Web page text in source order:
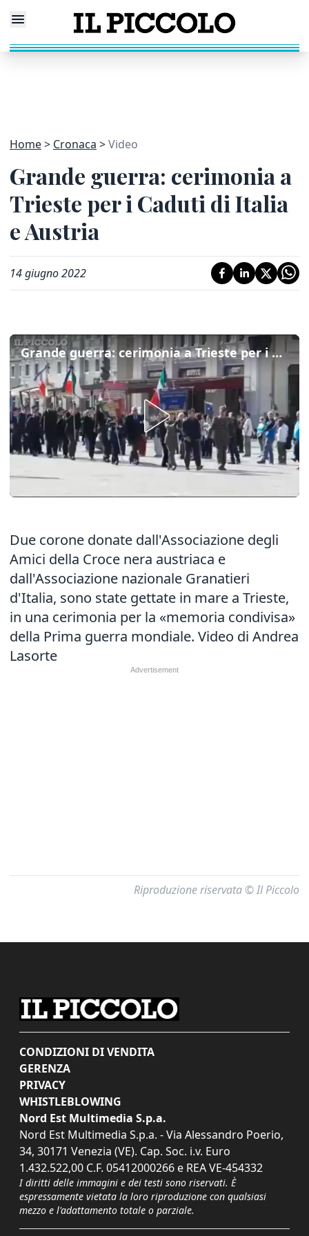
Home Cronaca Video
Grande guerra: cerimonia a
Trieste per i Caduti di Italia
e Austria
14 giugno 2022
Grande guerra: cerimonia a Trieste per i Caduti di Italia e Austria
Due corone donate dall'Associazione degli
Amici della Croce nera austriaca e
dall'Associazione nazionale Granatieri
d'Italia, sono state gettate in mare a Trieste,
in una cerimonia per la «memoria condivisa»
della Prima guerra mondiale. Video di Andrea
Lasorte
Riproduzione riservata © Il Piccolo
CONDIZIONI DI VENDITA
GERENZA
PRIVACY
WHISTLEBLOWING
Nord Est Multimedia S.p.a.
Nord Est Multimedia S.p.a. - Via Alessandro Poerio,
34, 30171 Venezia (VE). Cap. Soc. i.v. Euro
1.432.522,00 C.F. 05412000266 e REA VE-454332
I diritti delle immagini e dei testi sono riservati. È
espressamente vietata la loro riproduzione con qualsiasi
mezzo e l'adattamento totale o parziale.